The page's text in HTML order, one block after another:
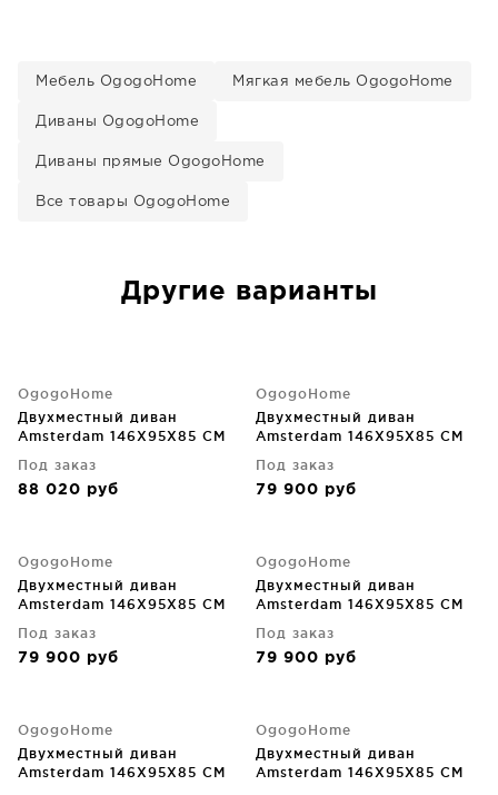
Мебель OgogoHome Мягкая мебель OgogoHome
Диваны OgogoHome
Диваны прямые OgogoHome
Все товары OgogoHome
Другие варианты
OgogoHome
Двухместный диван
Amsterdam 146X95X85 CM
Под заказ
88 020 руб
OgogoHome
Двухместный диван
Amsterdam 146X95X85 CM
Под заказ
79 900 руб
OgogoHome
Двухместный диван
Amsterdam 146X95X85 CM
Под заказ
79 900 руб
OgogoHome
Двухместный диван
Amsterdam 146X95X85 CM
Под заказ
79 900 руб
OgogoHome
Двухместный диван
Amsterdam 146X95X85 CM
OgogoHome
Двухместный диван
Amsterdam 146X95X85 CM